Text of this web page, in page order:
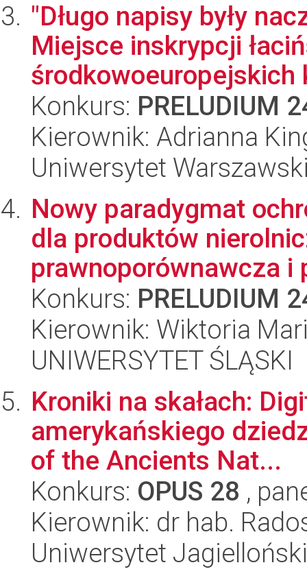
"Długo napisy były
Miejsce inskrypcji
środkowoeuropejskich
Konkurs: PRELUDIUM
Kierownik: Adrianna
Uniwersytet
Nowy paradygmat
dla produktów
prawnoporównawcza i
Konkurs: PRELUDIUM
Kierownik: Wiktoria
UNIWERSYTET ŚLĄSKI
Kroniki na skałach:
amerykańskiego
of the Ancients Nat...
Konkurs: OPUS 28 ,
Kierownik: dr hab.
Uniwersytet Jagielloński